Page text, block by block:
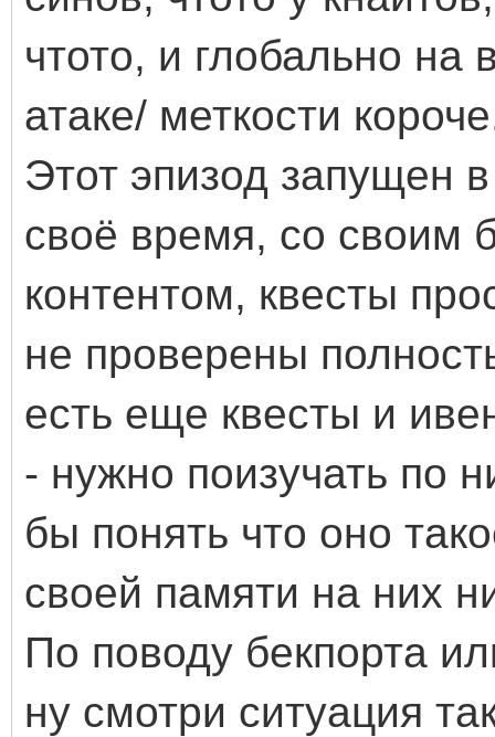
чтото, и глобально
атаке/ меткости
Этот эпизод запущен
своё время, со своим
контентом, квесты
не проверены
есть еще квесты и
- нужно поизучать по
бы понять что оно
своей памяти на них
По поводу бекпорта
ну смотри ситуация